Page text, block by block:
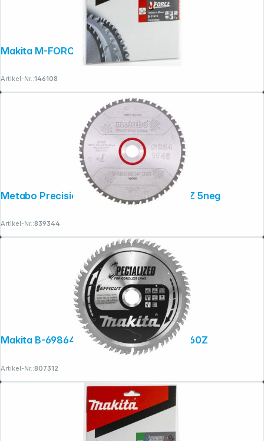
Artikel-Nr.:146108
Metabo PrecisionCutProf 254x30, 48 WZ 5neg
Artikel-Nr.:839344
Makita B-69864 EFFICUT Sägeb.165x20x60Z
Artikel-Nr.:807312